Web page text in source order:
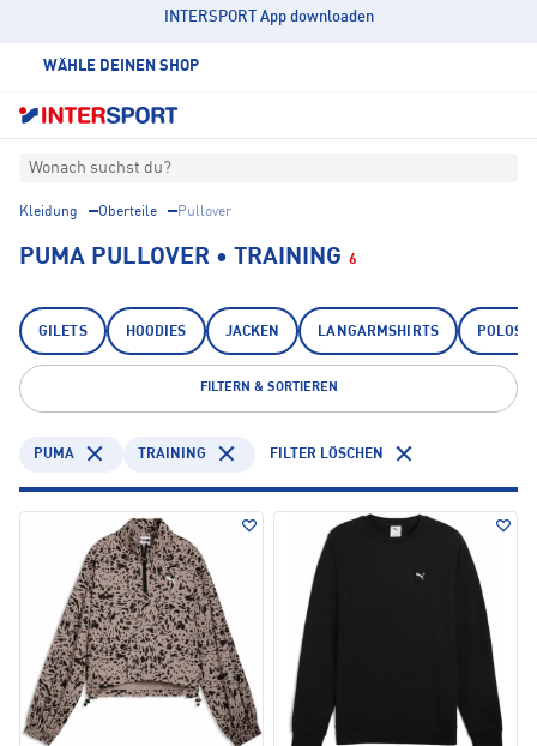
INTERSPORT App downloaden
WÄHLE DEINEN SHOP
Wonach suchst du?
Kleidung Oberteile Pullover
PUMA PULLOVER • TRAINING 6
GILETS HOODIES JACKEN LANGARMSHIRTS
FILTERN & SORTIEREN
PUMA TRAINING FILTER LÖSCHEN